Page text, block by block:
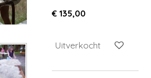
€ 135,00
Uitverkocht